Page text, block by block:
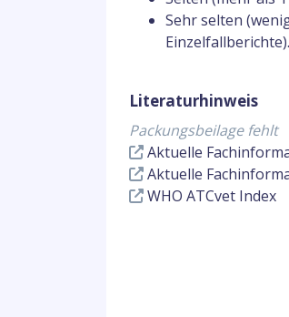
Sehr selten
Einzelfallberichte).
Literaturhinweis
Packungsbeilage fehlt
Aktuelle
Aktuelle
WHO ATCvet Index